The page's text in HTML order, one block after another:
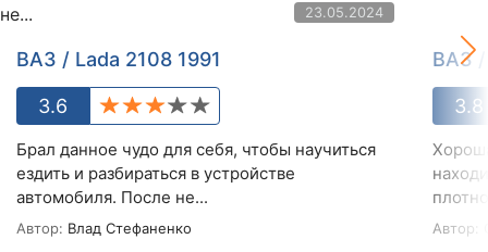
23.05.2024
ВАЗ / Lada 2108 1991
3.6
Брал данное чудо для себя, чтобы научиться
ездить и разбираться в устройстве
автомобиля. После не...
Автор: Влад Стефаненко
ВАЗ /
3.8
Автор: